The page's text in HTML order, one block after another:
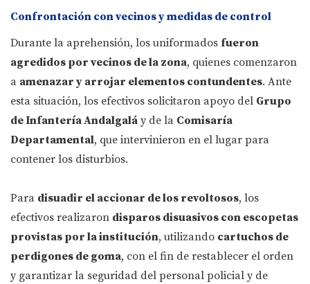
Confrontación con vecinos y medidas de control
Durante la aprehensión, los uniformados fueron
agredidos por vecinos de la zona, quienes comenzaron
a amenazar y arrojar elementos contundentes. Ante
esta situación, los efectivos solicitaron apoyo del Grupo
de Infantería Andalgalá y de la Comisaría
Departamental, que intervinieron en el lugar para
contener los disturbios.
Para disuadir el accionar de los revoltosos, los
efectivos realizaron disparos disuasivos con escopetas
provistas por la institución, utilizando cartuchos de
perdigones de goma, con el fin de restablecer el orden
y garantizar la seguridad del personal policial y de